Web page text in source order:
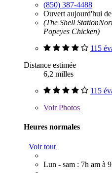
(850) 387-4488
Ouvert aujourd'hui
(The Shell
Popeyes Chicken)
115
Distance estimée
6,2 milles
115
VoirPhotos
Heures normales
Voir tout
Lun - sam : 7h am à